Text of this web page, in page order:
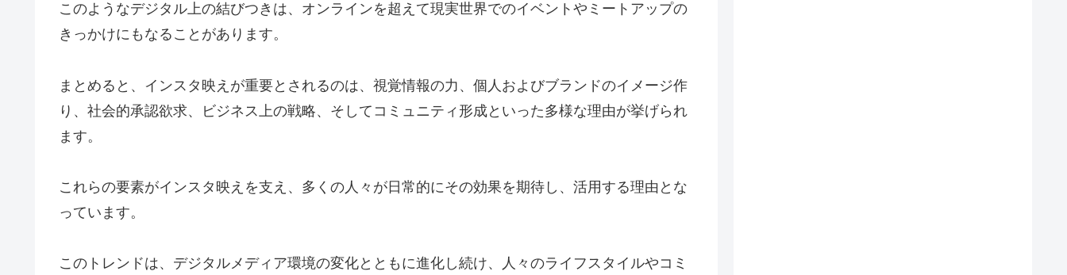
このようなデジタル上の結びつきは、オンラインを超えて現実世界でのイベントやミートアップの
きっかけにもなることがあります。
まとめると、インスタ映えが重要とされるのは、視覚情報の力、個人およびブランドのイメージ作
り、社会的承認欲求、ビジネス上の戦略、そしてコミュニティ形成といった多様な理由が挙げられ
ます。
これらの要素がインスタ映えを支え、多くの人々が日常的にその効果を期待し、活用する理由とな
っています。
このトレンドは、デジタルメディア環境の変化とともに進化し続け、人々のライフスタイルやコミ